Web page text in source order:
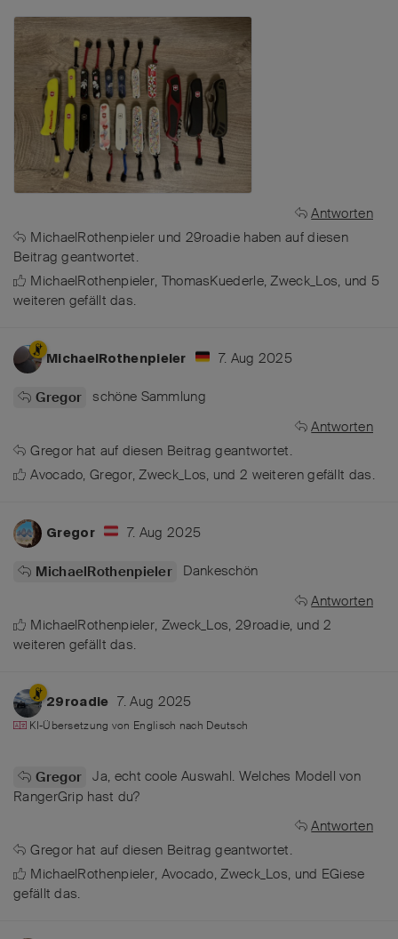
Antworten
MichaelRothenpieler und 29roadie haben auf diesen
Beitrag geantwortet.
MichaelRothenpieler, ThomasKuederle,Zweck_Los, und 5
weiteren gefällt das.
MichaelRothenpieler 7. Aug 2025
Gregor
schöne Sammlung
Antworten
Gregor hat auf diesen Beitrag geantwortet.
Avocado,Gregor,Zweck_Los, und 2 weiterengefällt das.
Gregor 7. Aug 2025
MichaelRothenpieler
Dankeschön
Antworten
MichaelRothenpieler, Zweck_Los, 29roadie, und2
weiteren gefällt das.
29roadie 7. Aug 2025
KI-Übersetzung von Englisch nach Deutsch
Gregor Ja, echt coole Auswahl. Welches Modell von
RangerGrip hast du?
Antworten
Gregor hat auf diesen Beitrag geantwortet.
MichaelRothenpieler, Avocado,Zweck_Los, und EGiese
gefällt das.